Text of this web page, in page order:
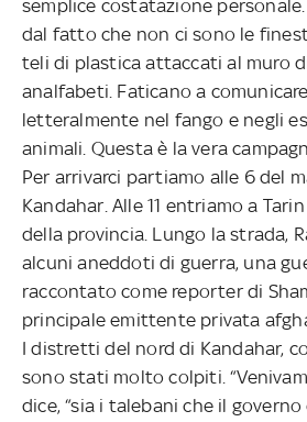
semplice costatazione
dal fatto che non ci sono le
teli di plastica attaccati al muro
analfabeti. Faticano a
letteralmente nel fango e negli
animali. Questa è la vera
Per arrivarci partiamo alle 6 del
Kandahar. Alle 11 entriamo a
della provincia. Lungo la strada,
alcuni aneddoti di guerra, una
raccontato come reporter di
principale emittente privata
I distretti del nord di Kandahar,
sono stati molto colpiti.
dice, “sia i talebani che il